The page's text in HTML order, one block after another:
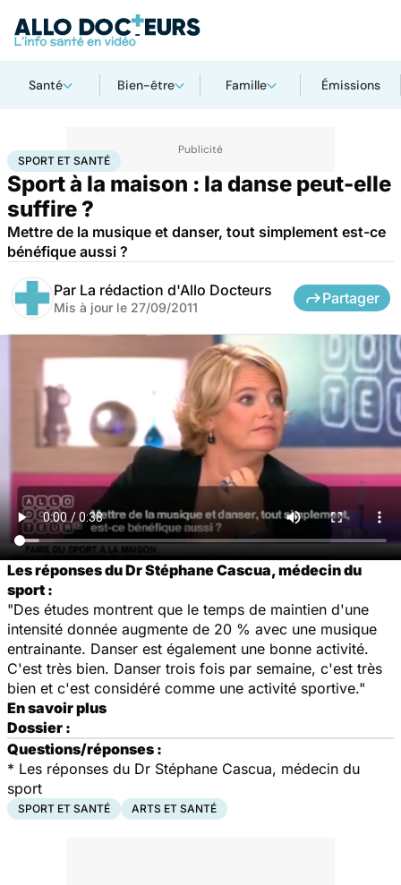
Santé Bien-être Famille Émissions
AccueilBien-êtreSport santé Sport et santé
SPORT ET SANTÉ
Sport à la maison : la danse peut-elle
suffire ?
Mettre de la musique et danser, tout simplement est-ce
bénéfique aussi ?
Par La rédaction d'Allo Docteurs
Mis à jour le 27/09/2011
Partager
Les réponses du Dr Stéphane Cascua, médecin du
sport :
"Des études montrent que le temps de maintien d'une
intensité donnée augmente de 20 % avec une musique
entrainante. Danser est également une bonne activité.
C'est très bien. Danser trois fois par semaine, c'est très
bien et c'est considéré comme une activité sportive."
En savoir plus
Dossier :
Questions/réponses :
* Les réponses du Dr Stéphane Cascua, médecin du
sport
SPORT ET SANTÉ ARTS ET SANTÉ